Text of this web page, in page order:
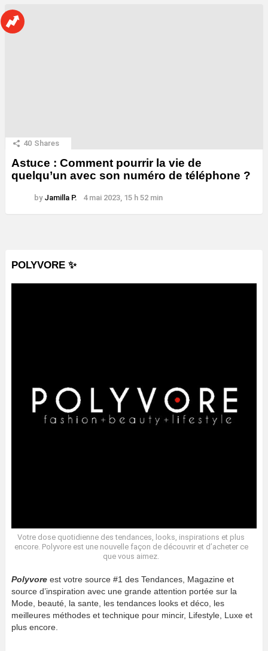
40 Shares
Astuce : Comment pourrir la vie de
quelqu’un avec son numéro de téléphone ?
by Jamilla P. 4 mai 2023, 15 h 52 min
POLYVORE ✨
Votre dose quotidienne des tendances, looks, inspirations et plus
encore. Polyvore est une nouvelle façon de découvrir et d’acheter ce
que vous aimez.
Polyvore est votre source #1 des Tendances, Magazine et
source d’inspiration avec une grande attention portée sur la
Mode, beauté, la sante, les tendances looks et déco, les
meilleures méthodes et technique pour mincir, Lifestyle, Luxe et
plus encore.